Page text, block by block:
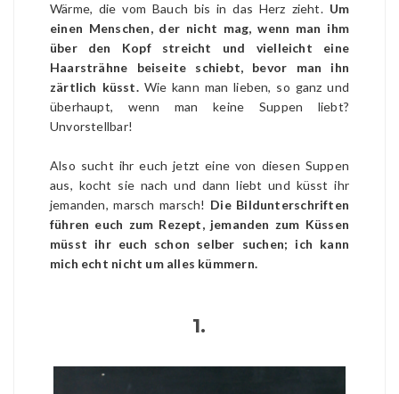
Wärme, die vom Bauch bis in das Herz zieht. Um
einen Menschen, der nicht mag, wenn man ihm
über den Kopf streicht und vielleicht eine
Haarsträhne beiseite schiebt, bevor man ihn
zärtlich küsst.Wie kann man lieben, so ganz und
überhaupt, wenn man keine Suppen liebt?
Unvorstellbar!
Also sucht ihr euch jetzt eine von diesen Suppen
aus, kocht sie nach und dann liebt und küsst ihr
jemanden, marsch marsch! Die Bildunterschriften
führen euch zum Rezept, jemanden zum Küssen
müsst ihr euch schon selber suchen; ich kann
mich echt nicht um alles kümmern.
1.